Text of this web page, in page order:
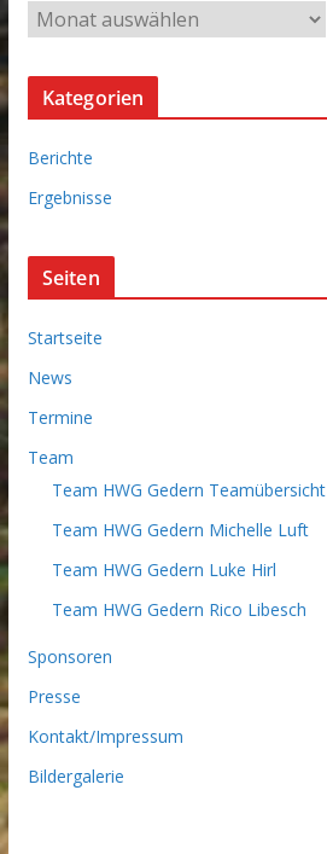
r
c
v
Kategorien
Berichte
Ergebnisse
Seiten
Startseite
News
Termine
Team
Team HWG Gedern Teamübersicht
Team HWG Gedern Michelle Luft
Team HWG Gedern Luke Hirl
Team HWG Gedern Rico Libesch
Sponsoren
Presse
Kontakt/Impressum
Bildergalerie